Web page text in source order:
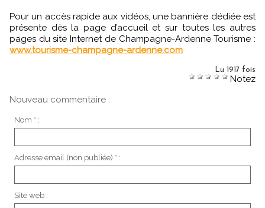
Pour un accès rapide aux vidéos, une bannière dédiée est
présente dès la page d’accueil et sur toutes les autres
pages du site Internet de Champagne-Ardenne Tourisme :
www.tourisme-champagne-ardenne.com
Lu 1917 fois
Notez
Nouveau commentaire :
Nom * :
Adresse email (non publiée) * :
Site web :